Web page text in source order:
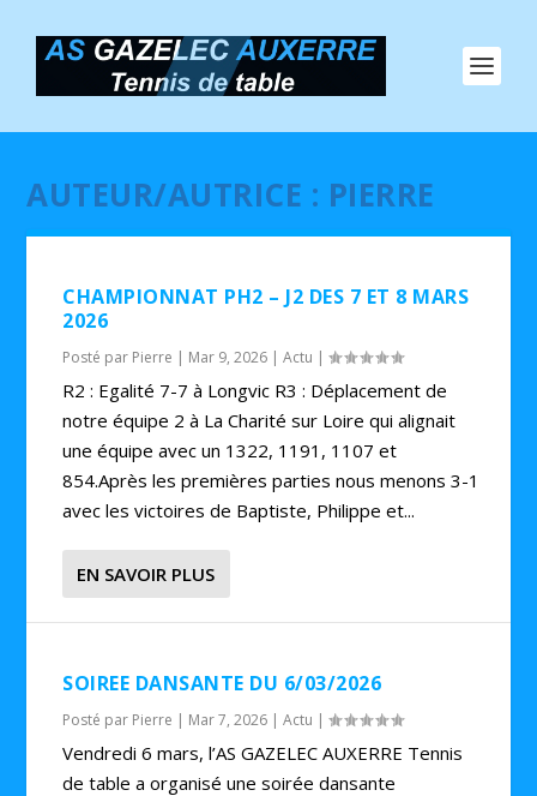
AUTEUR/AUTRICE : PIERRE
CHAMPIONNAT PH2 – J2 DES 7 ET 8 MARS
2026
Posté par Pierre | Mar 9, 2026 |Actu |
R2 : Egalité 7-7 à Longvic R3 : Déplacement de
notre équipe 2 à La Charité sur Loire qui alignait
une équipe avec un 1322, 1191, 1107 et
854.Après les premières parties nous menons 3-1
avec les victoires de Baptiste, Philippe et...
EN SAVOIR PLUS
SOIREE DANSANTE DU 6/03/2026
Posté par Pierre | Mar 7, 2026 |Actu |
Vendredi 6 mars, l’AS GAZELEC AUXERRE Tennis
de table a organisé une soirée dansante